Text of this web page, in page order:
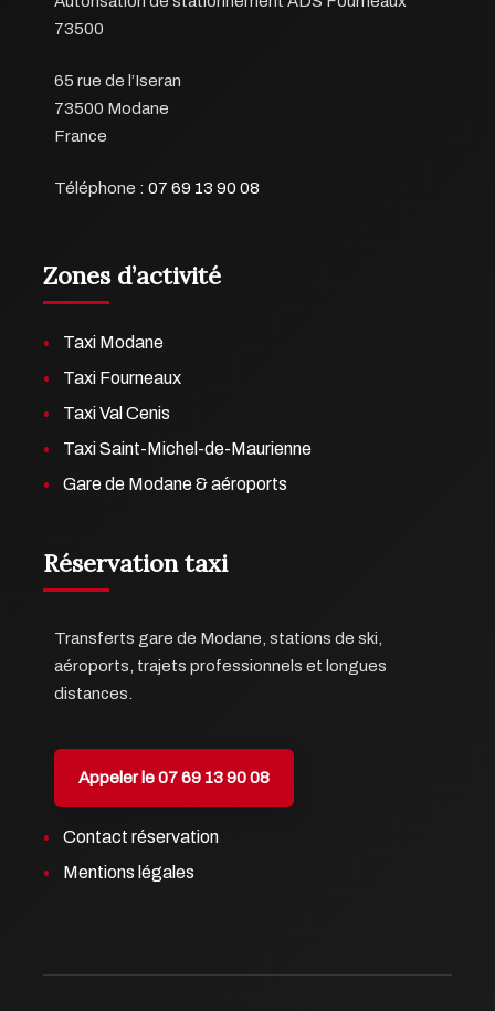
73500
65 rue de l’Iseran
73500 Modane
France
Téléphone : 07 69 13 90 08
Zones d’activité
Taxi Modane
Taxi Fourneaux
Taxi Val Cenis
Taxi Saint-Michel-de-Maurienne
Gare de Modane & aéroports
Réservation taxi
Transferts gare de Modane, stations de ski,
aéroports, trajets professionnels et longues
distances.
Appeler le 07 69 13 90 08
Contact réservation
Mentions légales